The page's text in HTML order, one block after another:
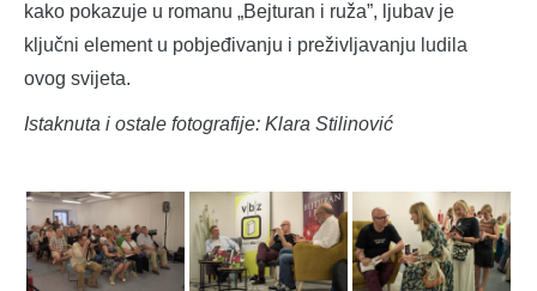
kako pokazuje u romanu „Bejturan i ruža”, ljubav je
ključni element u pobjeđivanju i preživljavanju ludila
ovog svijeta.
Istaknuta i ostale fotografije: Klara Stilinović